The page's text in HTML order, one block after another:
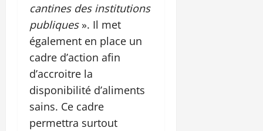
cantines des institutions
publiques». Il met
également en place un
cadre d’action afin
d’accroitre la
disponibilité d’aliments
sains. Ce cadre
permettra surtout